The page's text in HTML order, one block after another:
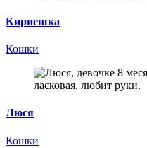
Кириешка
Кошки
Люся
Кошки